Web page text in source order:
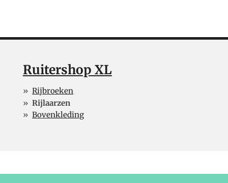
Ruitershop XL
Rijbroeken
Rijlaarzen
Bovenkleding